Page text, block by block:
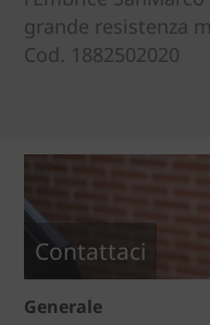
grande resistenza
Cod. 1882502020
Contattaci
Generale